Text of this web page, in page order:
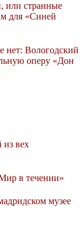
или странные
для «Синей
нет: Вологодский
оперу «Дон
из вех
в течении»
музее